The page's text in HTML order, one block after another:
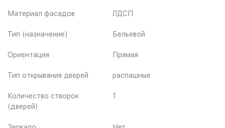
Материал фасадов ЛДСП
Тип (назначение) Бельевой
Ориентация Прямая
Тип открывания дверей распашные
Количество створок
(дверей)
1